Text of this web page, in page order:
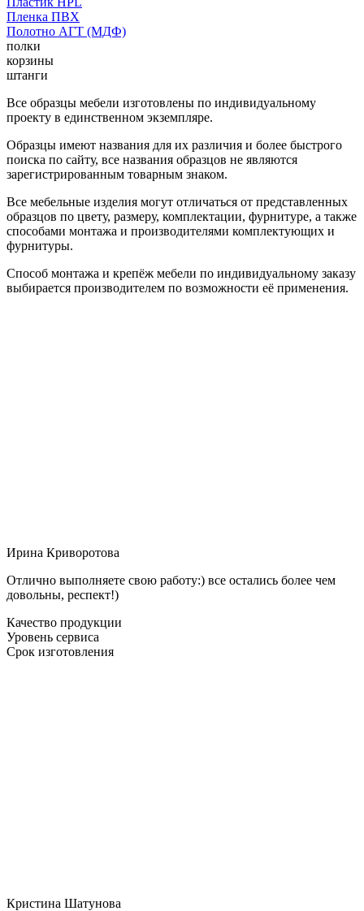
Пленка ПВХ
Полотно АГТ (МДФ)
полки
корзины
штанги
Все образцы мебели изготовлены по индивидуальному
проекту в единственном экземпляре.
Образцы имеют названия для их различия и более быстрого
поиска по сайту, все названия образцов не являются
зарегистрированным товарным знаком.
Все мебельные изделия могут отличаться от представленных
образцов по цвету, размеру, комплектации, фурнитуре, а также
способами монтажа и производителями комплектующих и
фурнитуры.
Способ монтажа и крепёж мебели по индивидуальному заказу
выбирается производителем по возможности её применения.
Ирина Криворотова
Отлично выполняете свою работу:) все остались более чем
довольны, респект!)
Качество продукции
Уровень сервиса
Срок изготовления
Кристина Шатунова